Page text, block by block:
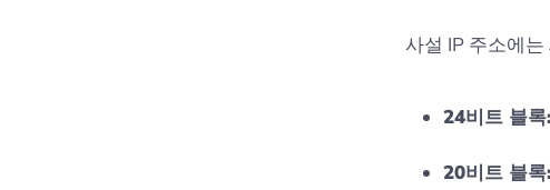
사설 IP 주소에
24비트 블록:
20비트 블록: